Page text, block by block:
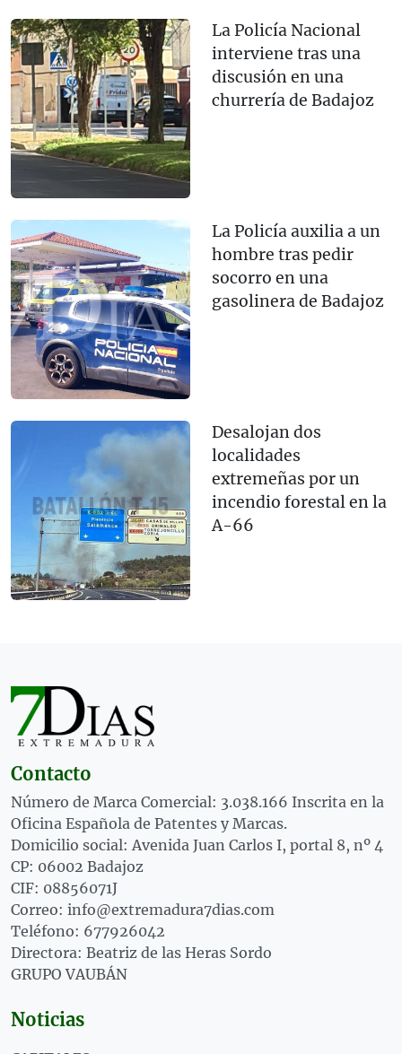
La Policía Nacional
interviene tras una
discusión en una
churrería de Badajoz
La Policía auxilia a un
hombre tras pedir
socorro en una
gasolinera de Badajoz
Desalojan dos
localidades
extremeñas por un
incendio forestal en la
A-66
Contacto
Número de Marca Comercial: 3.038.166 Inscrita en la
Oficina Española de Patentes y Marcas.
Domicilio social: Avenida Juan Carlos I, portal 8, nº 4
CP: 06002 Badajoz
CIF: 08856071J
Correo: info@extremadura7dias.com
Teléfono: 677926042
Directora: Beatriz de las Heras Sordo
GRUPO VAUBÁN
Noticias